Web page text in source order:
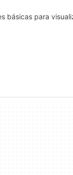
básicas para